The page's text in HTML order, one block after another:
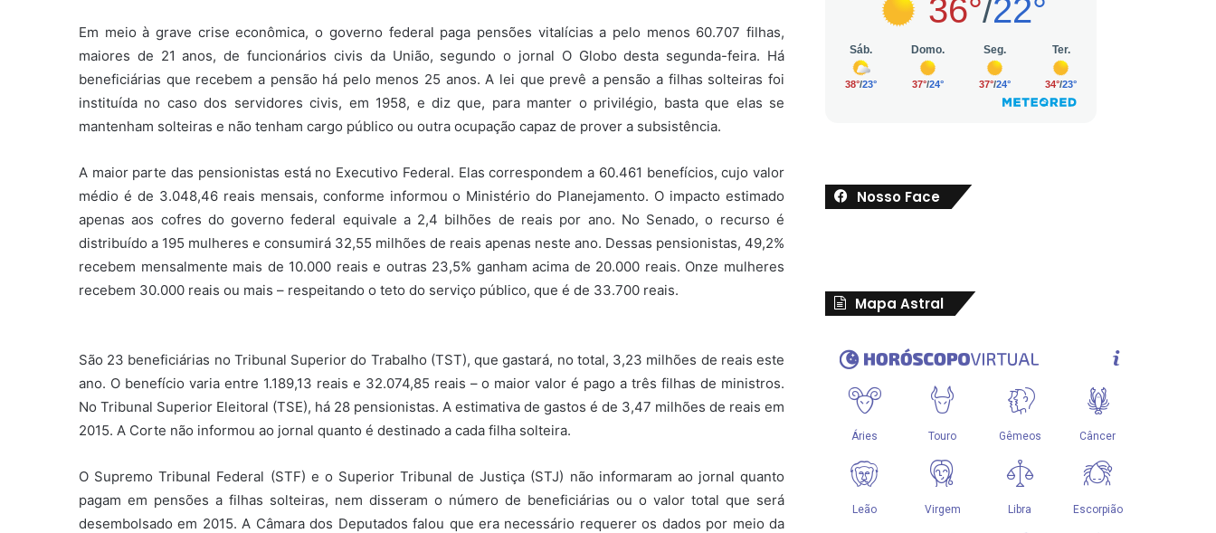
Em meio à grave crise econômica, o governo federal paga pensões vitalícias a pelo menos 60.707 filhas,
maiores de 21 anos, de funcionários civis da União, segundo o jornal O Globo desta segunda-feira. Há
beneficiárias que recebem a pensão há pelo menos 25 anos. A lei que prevê a pensão a filhas solteiras foi
instituída no caso dos servidores civis, em 1958, e diz que, para manter o privilégio, basta que elas se
mantenham solteiras e não tenham cargo público ou outra ocupação capaz de prover a subsistência.
A maior parte das pensionistas está no Executivo Federal. Elas correspondem a 60.461 benefícios, cujo valor
médio é de 3.048,46 reais mensais, conforme informou o Ministério do Planejamento. O impacto estimado
apenas aos cofres do governo federal equivale a 2,4 bilhões de reais por ano. No Senado, o recurso é
distribuído a 195 mulheres e consumirá 32,55 milhões de reais apenas neste ano. Dessas pensionistas, 49,2%
recebem mensalmente mais de 10.000 reais e outras 23,5% ganham acima de 20.000 reais. Onze mulheres
recebem 30.000 reais ou mais – respeitando o teto do serviço público, que é de 33.700 reais.
São 23 beneficiárias no Tribunal Superior do Trabalho (TST), que gastará, no total, 3,23 milhões de reais este
ano. O benefício varia entre 1.189,13 reais e 32.074,85 reais – o maior valor é pago a três filhas de ministros.
No Tribunal Superior Eleitoral (TSE), há 28 pensionistas. A estimativa de gastos é de 3,47 milhões de reais em
2015. A Corte não informou ao jornal quanto é destinado a cada filha solteira.
O Supremo Tribunal Federal (STF) e o Superior Tribunal de Justiça (STJ) não informaram ao jornal quanto
pagam em pensões a filhas solteiras, nem disseram o número de beneficiárias ou o valor total que será
desembolsado em 2015. A Câmara dos Deputados falou que era necessário requerer os dados por meio da
Nosso Face
Mapa Astral